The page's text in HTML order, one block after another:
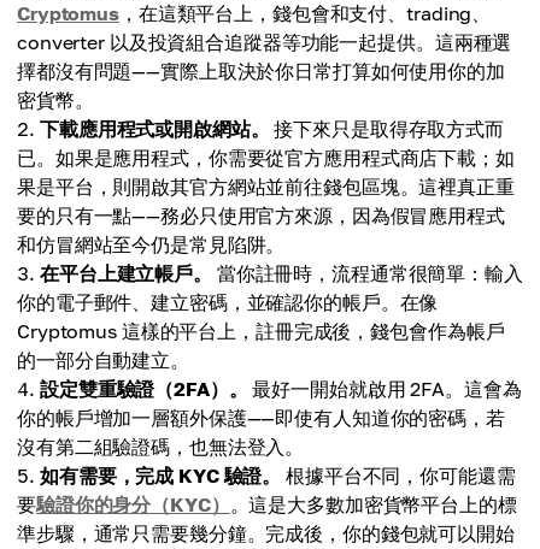
Cryptomus，在這類平台上，錢包會和支付、trading、
converter 以及投資組合追蹤器等功能一起提供。這兩種選
擇都沒有問題——實際上取決於你日常打算如何使用你的加
密貨幣。
下載應用程式或開啟網站。
接下來只是取得存取方式而
已。如果是應用程式，你需要從官方應用程式商店下載；如
果是平台，則開啟其官方網站並前往錢包區塊。這裡真正重
要的只有一點——務必只使用官方來源，因為假冒應用程式
和仿冒網站至今仍是常見陷阱。
在平台上建立帳戶。
當你註冊時，流程通常很簡單：輸入
你的電子郵件、建立密碼，並確認你的帳戶。在像
Cryptomus 這樣的平台上，註冊完成後，錢包會作為帳戶
的一部分自動建立。
設定雙重驗證（2FA）。
最好一開始就啟用 2FA。這會為
你的帳戶增加一層額外保護——即使有人知道你的密碼，若
沒有第二組驗證碼，也無法登入。
如有需要，完成 KYC 驗證。
根據平台不同，你可能還需
要驗證你的身分（KYC） 。這是大多數加密貨幣平台上的標
準步驟，通常只需要幾分鐘。完成後，你的錢包就可以開始